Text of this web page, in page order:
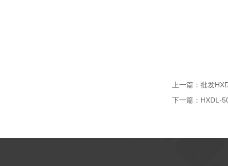
上一篇： 批发
下一篇： HXDL-